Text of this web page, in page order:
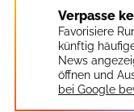
Verpasse
Favorisiere
künftig
News
öffnen und
bei Google